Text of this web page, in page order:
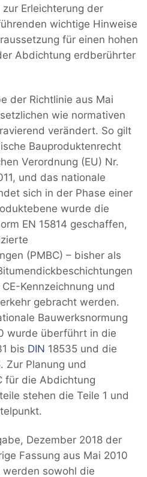
Erleichterung der
wichtige Hinweise
für einen hohen
Abdichtung erdberührter
der Richtlinie aus Mai
wie normativen
verändert. So gilt
Bauproduktenrecht
Verordnung (EU) Nr.
und das nationale
sich in der Phase einer
wurde die
EN 15814 geschaffen,
(PMBC) – bisher als
Kennzeichnung und
gebracht werden.
Bauwerksnormung
wurde überführt in die
bis DIN 18535 und die
Zur Planung und
für die Abdichtung
stehen die Teile 1 und
Dezember 2018 der
Fassung aus Mai 2010
sowohl die